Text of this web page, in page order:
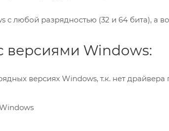
c любой разрядностью (32 и 64 бита), а
версиями Windows:
версиях Windows, т.к. нет